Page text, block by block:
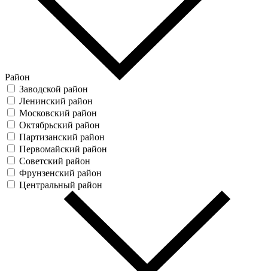
Район
Заводской район
Ленинский район
Московский район
Октябрьский район
Партизанский район
Первомайский район
Советский район
Фрунзенский район
Центральный район